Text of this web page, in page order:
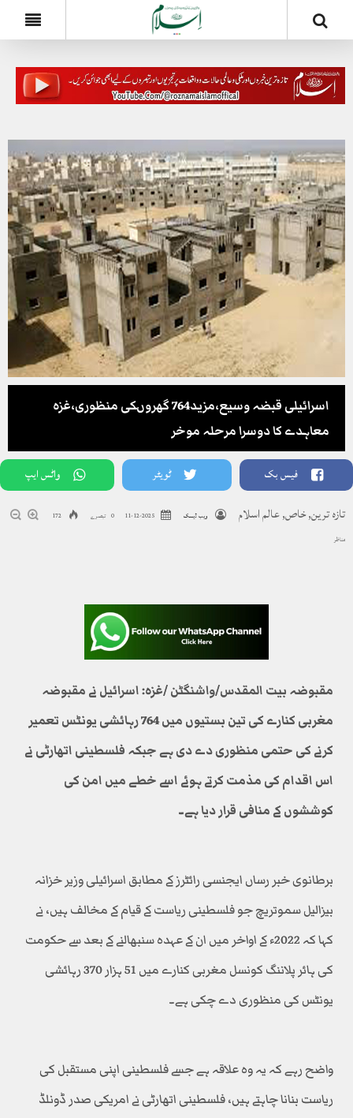
اسرائیلی قبضہ وسیع،مزید764 گھروںکی منظوری،غزہ
معاہدے کا دوسرا مرحلہ موخر
فیس بک ٹویٹر واٹس ایپ
تازہ ترین,خاص,عالم اسلام ویب ڈیسک 2025-12-11 0 تبصرے
مناظر
مقبوضہ بیت المقدس/واشنگٹن /غزہ: اسرائیل نے مقبوضہ
مغربی کنارے کی تین بستیوں میں 764 رہائشی یونٹس تعمیر
کرنے کی حتمی منظوری دے دی ہے جبکہ فلسطینی اتھارٹی نے
اس اقدام کی مذمت کرتے ہوئے اسے خطے میں امن کی
کوششوں کے منافی قرار دیا ہے۔
برطانوی خبر رساں ایجنسی رائٹرز کے مطابق اسرائیلی وزیر خزانہ
بیزالیل سموتریچ جو فلسطینی ریاست کے قیام کے مخالف ہیں، نے
کہا کہ 2022ء کے اواخر میں ان کے عہدہ سنبھالنے کے بعد سے حکومت
کی ہائر پلاننگ کونسل مغربی کنارے میں 51 ہزار 370 رہائشی
یونٹس کی منظوری دے چکی ہے۔
واضح رہے کہ یہ وہ علاقہ ہے جسے فلسطینی اپنی مستقبل کی
ریاست بنانا چاہتے ہیں، فلسطینی اتھارٹی نے امریکی صدر ڈونلڈ